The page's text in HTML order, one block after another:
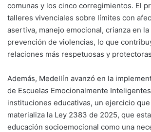
comunas y los cinco corregimientos. El
talleres vivenciales sobre límites con
asertiva, manejo emocional, crianza en
prevención de violencias, lo que
relaciones más respetuosas y
Además, Medellín avanzó en la
de Escuelas Emocionalmente
instituciones educativas, un ejercicio
materializa la Ley 2383 de 2025, que
educación socioemocional como una